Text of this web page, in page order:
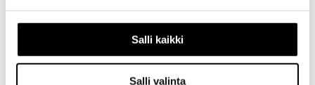
Salli kaikki
Salli valinta
Alkuperäinen
Toyota